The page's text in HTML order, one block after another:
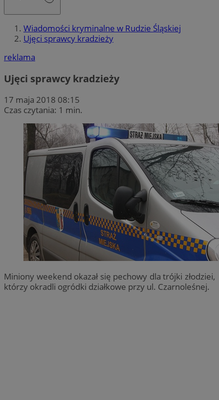
Wiadomości kryminalne w Rudzie Śląskiej
Ujęci sprawcy kradzieży
reklama
Ujęci sprawcy kradzieży
17 maja 2018 08:15
Czas czytania: 1 min.
Miniony weekend okazał się pechowy dla trójki złodziei,
którzy okradli ogródki działkowe przy ul. Czarnoleśnej.